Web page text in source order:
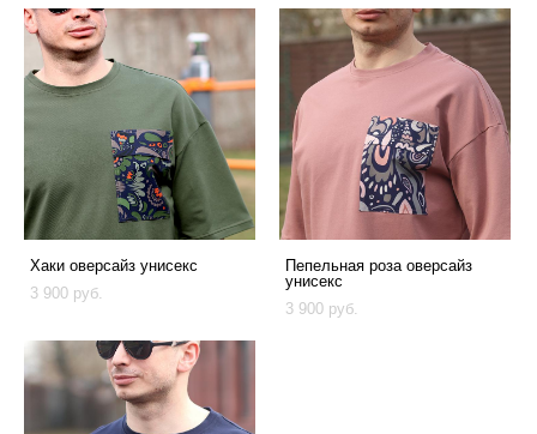
Хаки оверсайз унисекс
3 900 pуб.
Пепельная роза оверсайз
унисекс
3 900 pуб.